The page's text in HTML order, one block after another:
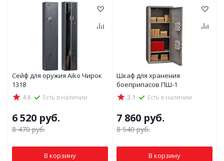
Сейф для оружия Aiko Чирок
1318
4.6 Есть в наличии
6 520 руб.
8 470руб.
В корзину
Шкаф для хранения
боеприпасов ПШ-1
3.1 Есть в наличии
7 860 руб.
8 540руб.
В корзину